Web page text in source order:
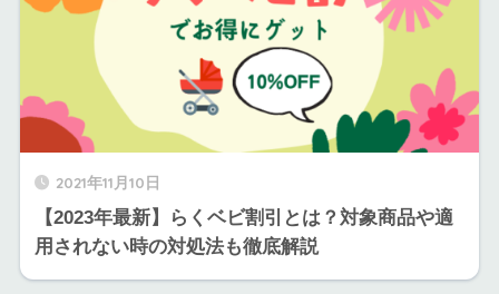
2021年11月10日
【2023年最新】らくベビ割引とは？対象商品や適
用されない時の対処法も徹底解説